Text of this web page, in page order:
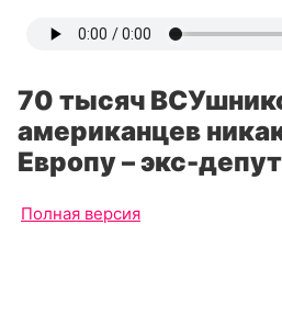
70 тысяч
американцев
Европу – экс-
Полная версия